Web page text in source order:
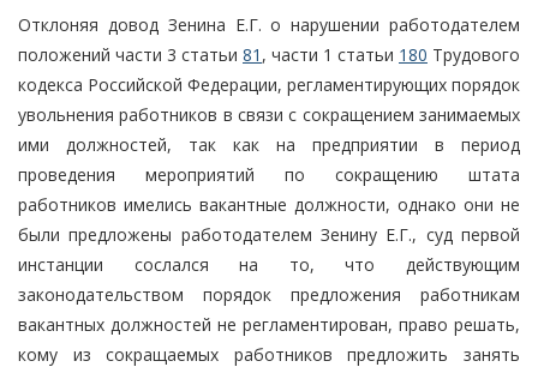
Отклоняя довод Зенина Е.Г. о нарушении работодателем
положений части 3 статьи 81 , части 1 статьи 180 Трудового
кодекса Российской Федерации, регламентирующих порядок
увольнения работников в связи с сокращением занимаемых
ими должностей, так как на предприятии в период
проведения мероприятий по сокращению штата
работников имелись вакантные должности, однако они не
были предложены работодателем Зенину Е.Г., суд первой
инстанции сослался на то, что действующим
законодательством порядок предложения работникам
вакантных должностей не регламентирован, право решать,
кому из сокращаемых работников предложить занять